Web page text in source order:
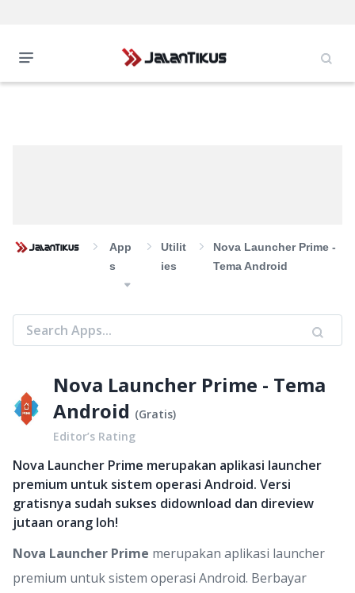
App
S
Utilit
Ies
Nova Launcher Prime -
Tema Android
Nova Launcher Prime - Tema
Android (Gratis)
Editor’s Rating
Nova Launcher Prime merupakan aplikasi launcher
premium untuk sistem operasi Android. Versi
gratisnya sudah sukses didownload dan direview
jutaan orang loh!
Nova Launcher Prime merupakan aplikasi launcher
premium untuk sistem operasi Android. Berbayar